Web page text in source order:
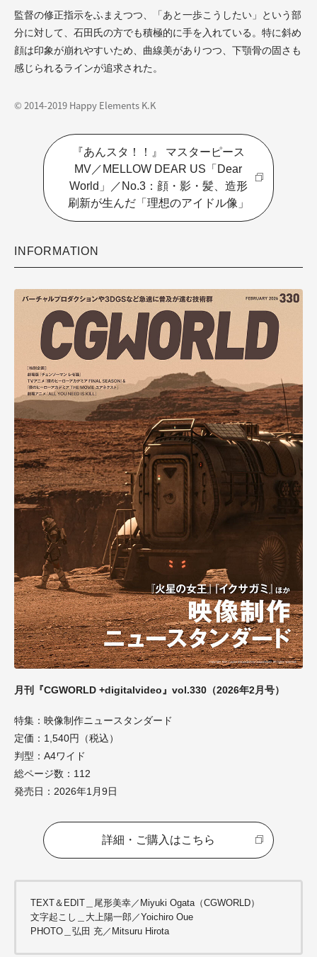
監督の修正指示をふまえつつ、「あと一歩こうしたい」という部
分に対して、石田氏の方でも積極的に手を入れている。特に斜め
顔は印象が崩れやすいため、曲線美がありつつ、下顎骨の固さも
感じられるラインが追求された。
© 2014-2019 Happy Elements K.K
『あんスタ！！』 マスターピース
MV／MELLOW DEAR US「Dear
World」／No.3：顔・影・髪、造形
刷新が生んだ「理想のアイドル像」
INFORMATION
月刊『CGWORLD +digitalvideo』vol.330（2026年2月号）
特集：映像制作ニュースタンダード
定価：1,540円（税込）
判型：A4ワイド
総ページ数：112
発売日：2026年1月9日
詳細・ご購入はこちら
TEXT＆EDIT＿尾形美幸／Miyuki Ogata（CGWORLD）
文字起こし＿大上陽一郎／Yoichiro Oue
PHOTO＿弘田 充／Mitsuru Hirota